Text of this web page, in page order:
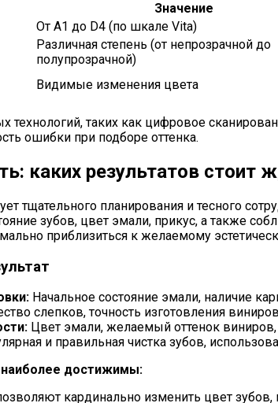
Значение
От A1 до D4 (по шкале Vita)
Различная степень (от непрозрачной до
полупрозрачной)
Видимые изменения цвета
технологий, таких как цифровое
ошибки при подборе оттенка.
каких результатов стоит
тщательного планирования и тесного
зубов, цвет эмали, прикус, а также
приблизиться к желаемому
Начальное состояние эмали, наличие
слепков, точность изготовления
Цвет эмали, желаемый оттенок
и правильная чистка зубов,
наиболее достижимы:
кардинально изменить цвет